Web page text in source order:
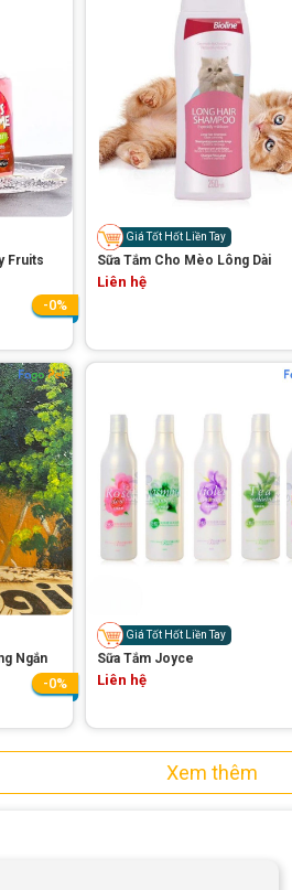
Fruits
-0%
Giá Tốt Hốt Liền Tay
Sữa Tắm Cho Mèo Lông Dài
Liên hệ
Ngắn
-0%
Giá Tốt Hốt Liền Tay
Sữa Tắm Joyce
Liên hệ
Xem thêm